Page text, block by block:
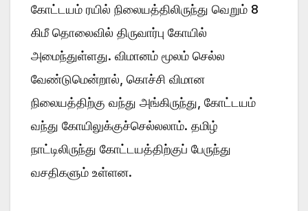
கோட்டயம் ரயில் நிலையத்திலிருந்து வெறும் 8
கிமீ தொலைவில் திருவார்பு கோயில்
அமைந்துள்ளது. விமானம் மூலம் செல்ல
வேண்டுமென்றால், கொச்சி விமான
நிலையத்திற்கு வந்து அங்கிருந்து, கோட்டயம்
வந்து கோயிலுக்குச்செல்லலாம். தமிழ்
நாட்டிலிருந்து கோட்டயத்திற்குப் பேருந்து
வசதிகளும் உள்ளன.